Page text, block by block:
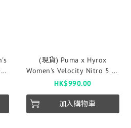
(現貨) Puma x Hyrox
Women's Velocity Nitro 5 聯
乘版特別色
HK$990.00
加入購物車